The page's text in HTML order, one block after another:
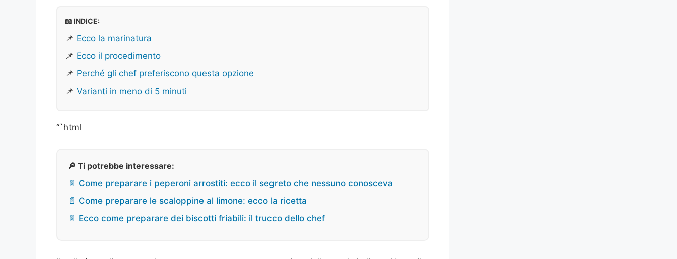
📖 INDICE:
📌 Ecco la marinatura
📌 Ecco il procedimento
📌 Perché gli chef preferiscono questa opzione
📌 Varianti in meno di 5 minuti
“`html
🔎 Ti potrebbe interessare:
📄 Come preparare i peperoni arrostiti: ecco il segreto che nessuno conosceva
📄 Come preparare le scaloppine al limone: ecco la ricetta
📄 Ecco come preparare dei biscotti friabili: il trucco dello chef